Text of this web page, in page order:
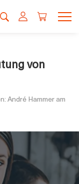
von
André Hammer am